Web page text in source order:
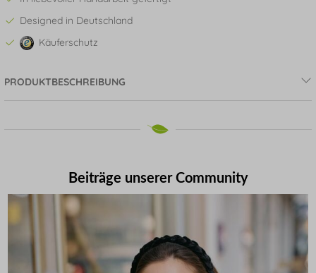
Designed in Deutschland
Käuferschutz
PRODUKTBESCHREIBUNG
Beiträge unserer Community